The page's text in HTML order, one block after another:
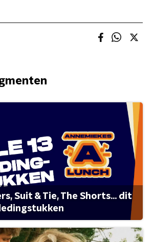
Suit & Tie, The Shorts... dit